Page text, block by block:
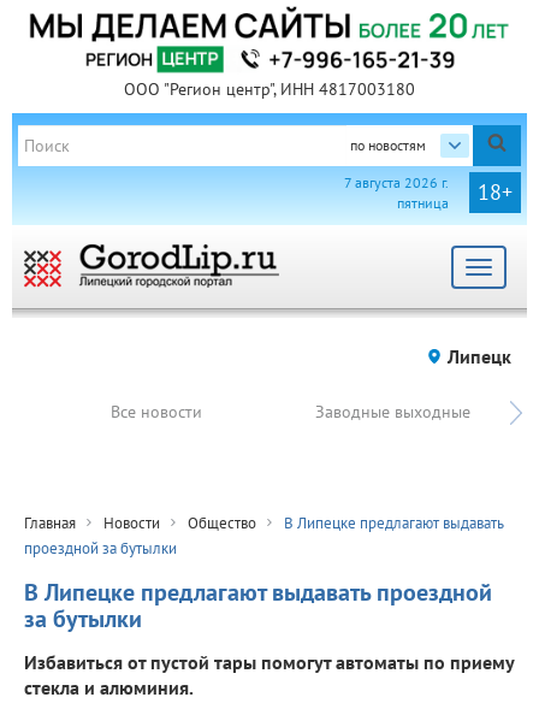
ООО "Регион центр", ИНН 4817003180
по новостям
18+
7 августа 2026 г.
пятница
Toggle
Липецк
Все новости Заводные выходные
Главная Новости Общество
В Липецке предлагают выдавать
проездной за бутылки
В Липецке предлагают выдавать проездной
за бутылки
Избавиться от пустой тары помогут автоматы по приему
стекла и алюминия.